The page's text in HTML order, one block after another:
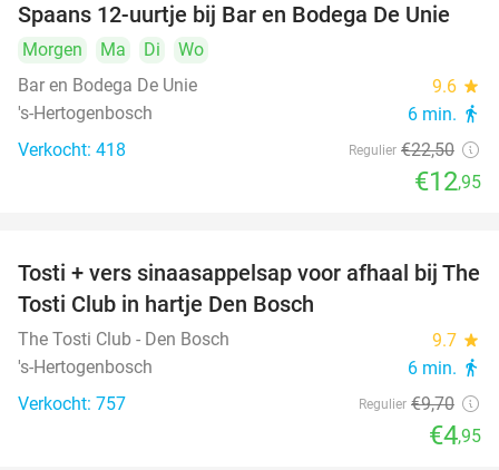
42%
Spaans 12-uurtje bij Bar en Bodega De Unie
Morgen Ma Di
Wo
Bar en Bodega De Unie
9.6 star
's-Hertogenbosch 6 min. directions_walk
Verkocht: 418 Regulier €22,50
€12,95
49%
Tosti + vers sinaasappelsap voor afhaal bij The
Tosti Club in hartje Den Bosch
The Tosti Club - Den Bosch 9.7 star
's-Hertogenbosch 6 min. directions_walk
Verkocht: 757 Regulier €9,70
€4,95